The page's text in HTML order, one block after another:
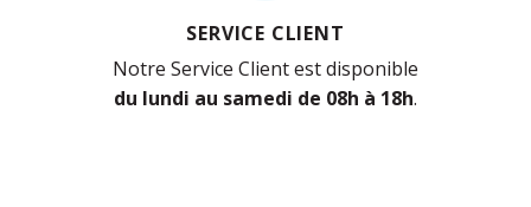
SERVICE CLIENT
Notre Service Client est disponible
du lundi au samedi de 08h à 18h.